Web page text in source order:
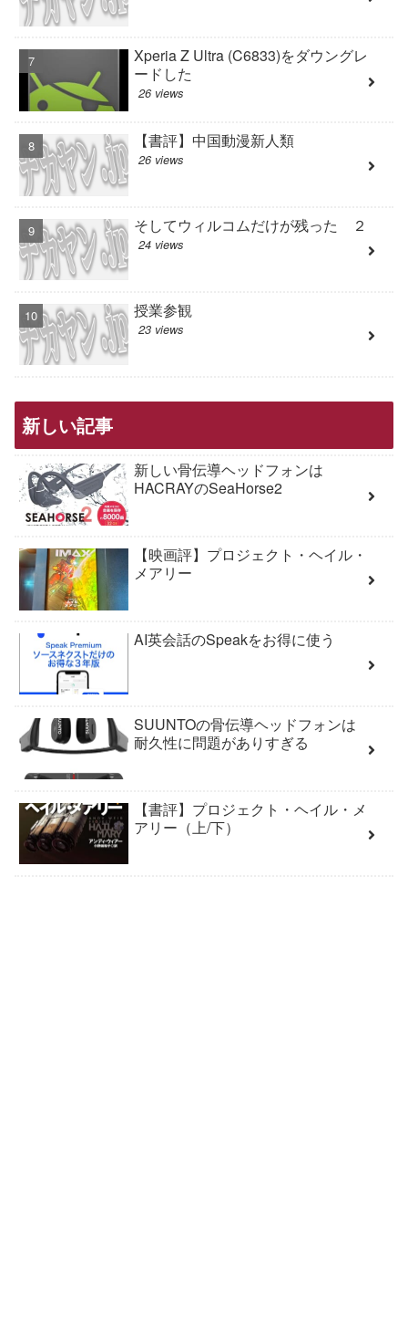
Xperia Z Ultra (C6833)をダウングレ
ードした
26 views
【書評】中国動漫新人類
26 views
そしてウィルコムだけが残った ２
24 views
授業参観
23 views
新しい記事
新しい骨伝導ヘッドフォンは
HACRAYのSeaHorse2
【映画評】プロジェクト・ヘイル・
メアリー
AI英会話のSpeakをお得に使う
SUUNTOの骨伝導ヘッドフォンは
耐久性に問題がありすぎる
【書評】プロジェクト・ヘイル・メ
アリー（上/下）